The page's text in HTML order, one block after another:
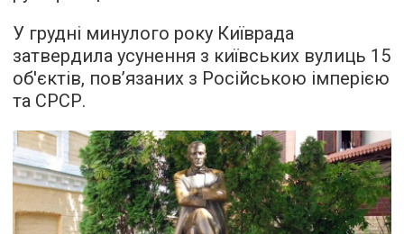
У грудні минулого року Київрада
затвердила усунення з київських вулиць 15
об'єктів, пов’язаних з Російською імперією
та СРСР.